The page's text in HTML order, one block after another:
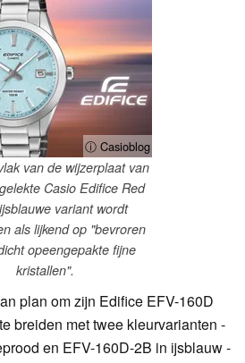
ⓘ Casioblog
van de wijzerplaat van
Casio Edifice Red
variant wordt
als lijkend op "bevroren
opeengepakte fijne
kristallen".
plan om zijn Edifice EFV-160D
breiden met twee kleurvarianten -
en EFV-160D-2B in ijsblauw -